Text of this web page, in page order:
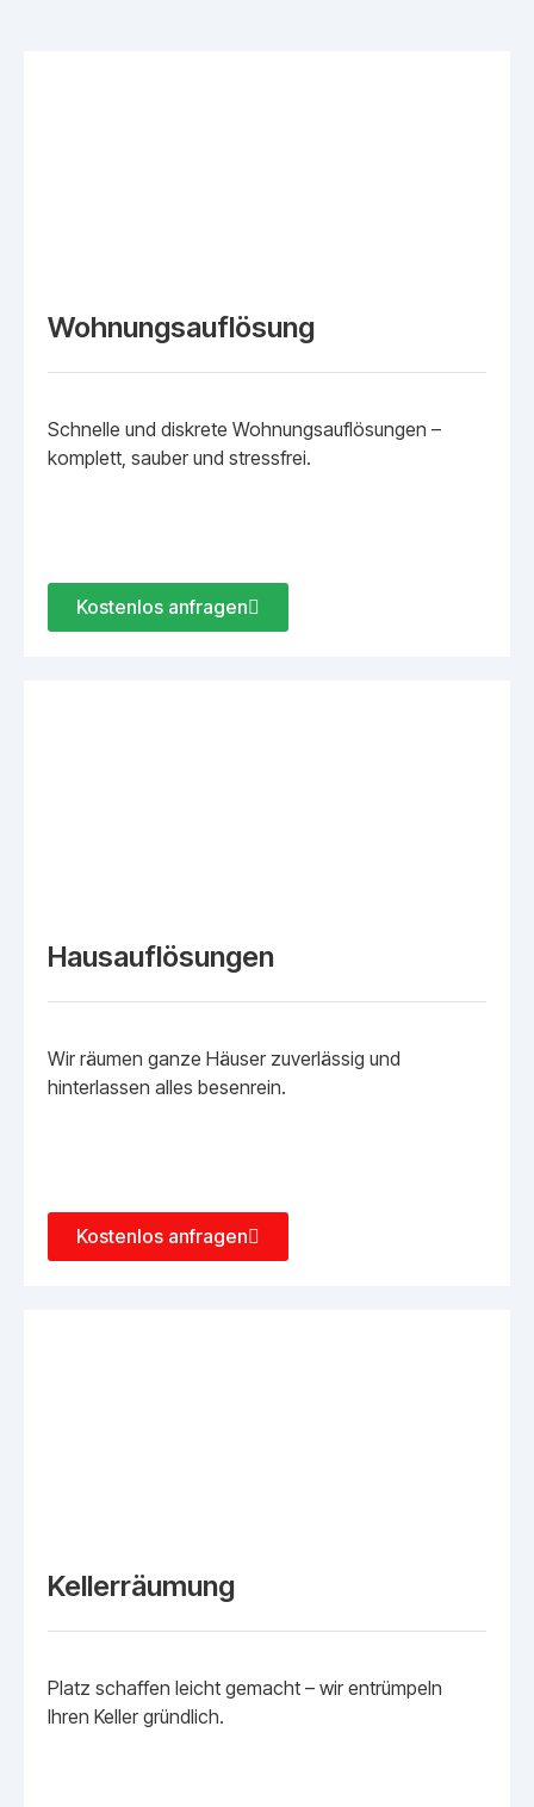
Wohnungsauflösung
Schnelle und diskrete Wohnungsauflösungen –
komplett, sauber und stressfrei.
Kostenlos anfragen
Hausauflösungen
Wir räumen ganze Häuser zuverlässig und
hinterlassen alles besenrein.
Kostenlos anfragen
Kellerräumung
Platz schaffen leicht gemacht – wir entrümpeln
Ihren Keller gründlich.